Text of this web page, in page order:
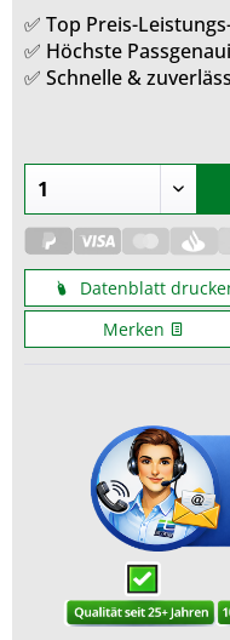
✅ Top Preis-
✅ Höchste
✅ Schnelle &
Datenblatt
Merken